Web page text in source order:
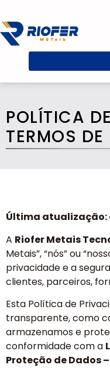
POLÍTICA
TERMOS DE
Última atualização:
A Riofer Metais
Metais”, “nós” ou
privacidade e a
clientes, parceiros,
Esta Política de
transparente, como
armazenamos e
conformidade com a
Proteção de Dados –